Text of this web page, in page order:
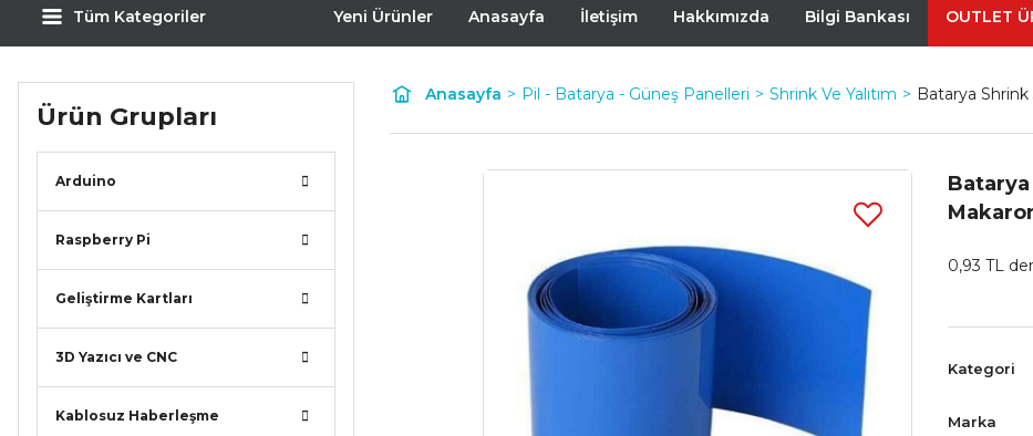
Tüm Kategoriler Yeni Ürünler Anasayfa İletişim Hakkımızda Bilgi Bankası OUTLET
Ürün Grupları
Arduino
Raspberry Pi
Geliştirme Kartları
3D Yazıcı ve CNC
Kablosuz Haberleşme
Anasayfa Pil - Batarya - Güneş Panelleri Shrink Ve Yalıtım Batarya
Batarya
0,93 TL
Kategori
Marka